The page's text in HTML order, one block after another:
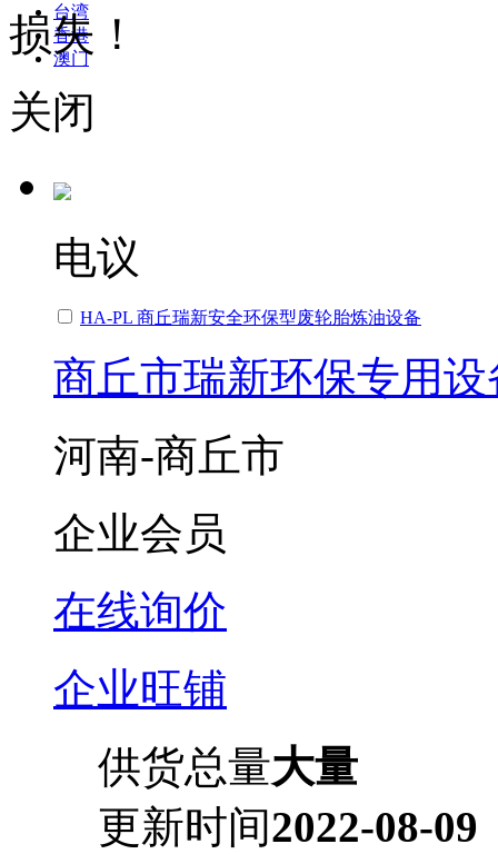
台湾
香港
澳门
损失！
关闭
电议
HA-PL 商丘瑞新安全环保型废轮胎炼油设备
商丘市瑞新环保专用
河南-商丘市
企业会员
在线询价
企业旺铺
供货总量大量
更新时间2022-08-09